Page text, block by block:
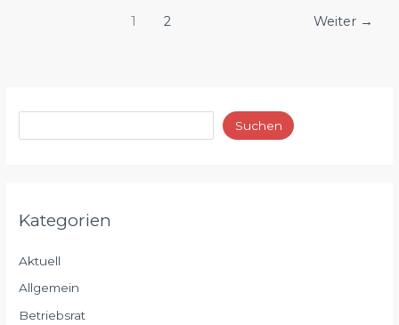
1 2 Weiter →
Suchen
Kategorien
Aktuell
Allgemein
Betriebsrat